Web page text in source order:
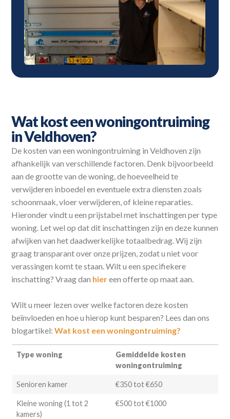
Wat kost een woningontruiming
in Veldhoven?
De kosten van een woningontruiming in Veldhoven zijn
afhankelijk van verschillende factoren. Denk bijvoorbeeld
aan de grootte van de woning, de hoeveelheid te
verwijderen inboedel en eventuele extra diensten zoals
schoonmaak, vloer verwijderen, of kleine reparaties.
Hieronder vindt u een prijstabel met inschattingen per type
woning. Let wel op dat dit inschattingen zijn en deze kunnen
afwijken van het daadwerkelijke totaalbedrag. Wij zijn
graag transparant over onze prijzen, zodat u niet voor
verassingen komt te staan. Wilt u een specifiekere
inschatting? Vraag dan hiereen offerte op maat aan.
Wilt u meer lezen over welke factoren deze kosten
beïnvloeden en hoe u hierop kunt besparen? Lees dan ons
blogartikel:Wat kost een woningontruiming?
Type woning
Gemiddelde kosten
woningontruiming
Senioren kamer €350 tot €650
Kleine woning (1 tot 2
kamers)
€500 tot €1000